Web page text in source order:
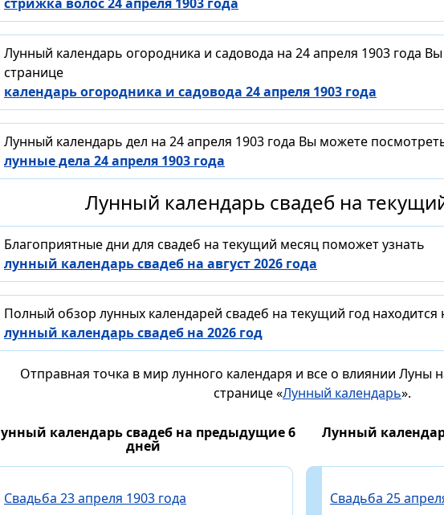
Лунный календарь огородника и садовода на 24 апреля 1903 года
странице
календарь огородника и садовода 24 апреля 1903 года
Лунный календарь дел на 24 апреля 1903 года Вы можете
лунные дела 24 апреля 1903 года
Лунный календарь свадеб на
Благоприятные дни для свадеб на текущий месяц поможет узнать
лунный календарь свадеб на август 2026 года
Полный обзор лунных календарей свадеб на текущий год находится
лунный календарь свадеб на 2026 год
Отправная точка в мир лунного календаря и все о влиянии Луны
странице «Лунный календарь».
календарь свадеб на предыдущие 6
дней
Свадьба 23 апреля 1903 года
Лунный
Свадьба 25